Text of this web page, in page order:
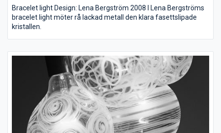
Bracelet light Design: Lena Bergström 2008 I Lena Bergströms
bracelet light möter rå lackad metall den klara fasettslipade
kristallen.